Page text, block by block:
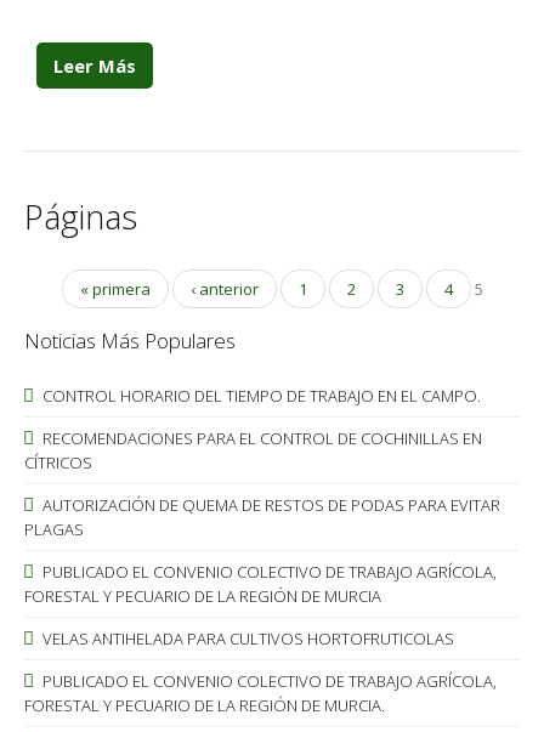
Leer Más
Páginas
« primera ‹ anterior 1 2 3 4 5
Noticias Más Populares
CONTROL HORARIO DEL TIEMPO DE TRABAJO EN EL CAMPO.
RECOMENDACIONES PARA EL CONTROL DE COCHINILLAS EN
CÍTRICOS
AUTORIZACIÓN DE QUEMA DE RESTOS DE PODAS PARA EVITAR
PLAGAS
PUBLICADO EL CONVENIO COLECTIVO DE TRABAJO AGRÍCOLA,
FORESTAL Y PECUARIO DE LA REGIÓN DE MURCIA
VELAS ANTIHELADA PARA CULTIVOS HORTOFRUTICOLAS
PUBLICADO EL CONVENIO COLECTIVO DE TRABAJO AGRÍCOLA,
FORESTAL Y PECUARIO DE LA REGIÓN DE MURCIA.